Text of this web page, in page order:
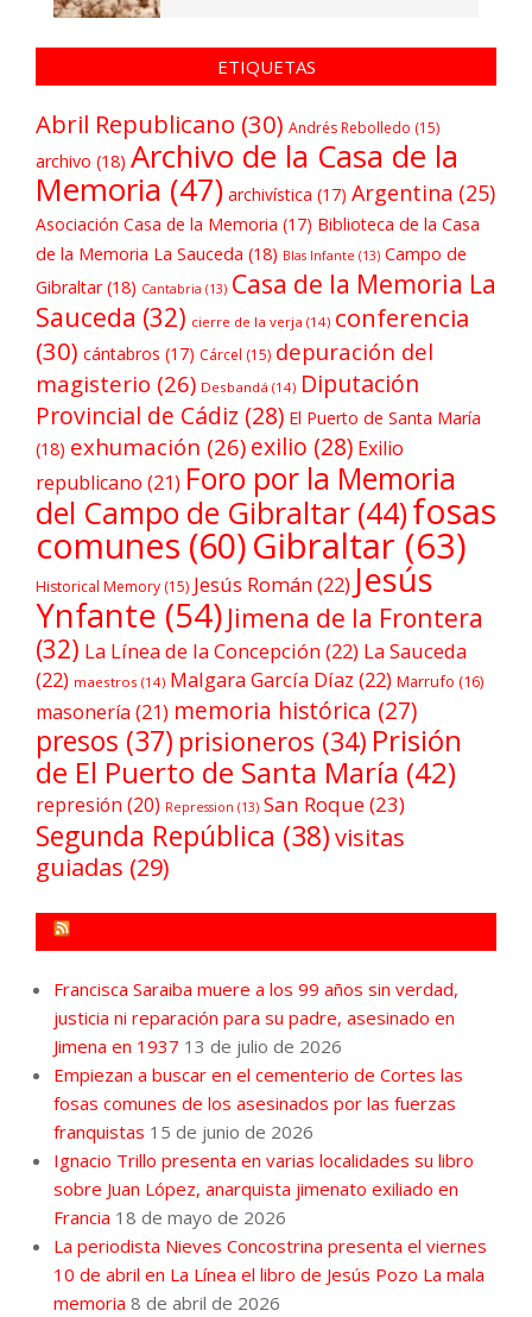
ETIQUETAS
Abril Republicano (30) Andrés Rebolledo (15)
archivo (18) Archivo de la Casa de la
Memoria (47) archivística (17) Argentina (25)
Asociación Casa de la Memoria (17) Biblioteca de la Casa
de la Memoria La Sauceda (18) Blas Infante (13) Campo de
Gibraltar(18) Cantabria (13) Casa de la Memoria La
Sauceda (32) cierre de la verja (14) conferencia
(30) cántabros (17) Cárcel (15) depuración del
magisterio (26) Desbandá (14) Diputación
Provincial de Cádiz (28) El Puerto de Santa María
(18) exhumación (26) exilio (28) Exilio
republicano (21) Foro por la Memoria
del Campo de Gibraltar (44)fosas
comunes (60)Gibraltar(63)
Historical Memory (15) Jesús Román(22) Jesús
Ynfante (54) Jimena de la Frontera
(32) La Línea de la Concepción(22) La Sauceda
(22) maestros (14) Malgara García Díaz (22) Marrufo (16)
masonería (21) memoria histórica (27)
presos (37) prisioneros (34) Prisión
de El Puerto de Santa María (42)
represión (20) Repression (13) San Roque(23)
Segunda República (38)visitas
guiadas (29)
Francisca Saraiba muere a los 99 años sin verdad,
justicia ni reparación para su padre, asesinado en
Jimena en 1937 13 de julio de 2026
Empiezan a buscar en el cementerio de Cortes las
fosas comunes de los asesinados por las fuerzas
franquistas 15 de junio de 2026
Ignacio Trillo presenta en varias localidades su libro
sobre Juan López, anarquista jimenato exiliado en
Francia 18 de mayo de 2026
La periodista Nieves Concostrina presenta el viernes
10 de abril en La Línea el libro de Jesús Pozo La mala
memoria 8 de abril de 2026